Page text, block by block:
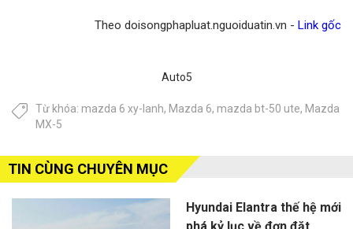
Theo doisongphapluat.nguoiduatin.vn - Link gốc
Auto5
Từ khóa: mazda 6 xy-lanh, Mazda 6, mazda bt-50 ute, Mazda
MX-5
TIN CÙNG CHUYÊN MỤC
Hyundai Elantra thế hệ mới
phá kỷ lục về đơn đặt